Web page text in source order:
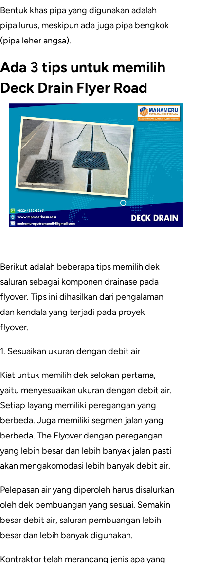
Bentuk khas pipa yang digunakan adalah
pipa lurus, meskipun ada juga pipa bengkok
(pipa leher angsa).
Ada 3 tips untuk memilih
Deck Drain Flyer Road
Berikut adalah beberapa tips memilih dek
saluran sebagai komponen drainase pada
flyover. Tips ini dihasilkan dari pengalaman
dan kendala yang terjadi pada proyek
flyover.
1. Sesuaikan ukuran dengan debit air
Kiat untuk memilih dek selokan pertama,
yaitu menyesuaikan ukuran dengan debit air.
Setiap layang memiliki peregangan yang
berbeda. Juga memiliki segmen jalan yang
berbeda. The Flyover dengan peregangan
yang lebih besar dan lebih banyak jalan pasti
akan mengakomodasi lebih banyak debit air.
Pelepasan air yang diperoleh harus disalurkan
oleh dek pembuangan yang sesuai. Semakin
besar debit air, saluran pembuangan lebih
besar dan lebih banyak digunakan.
Kontraktor telah merancang jenis apa yang